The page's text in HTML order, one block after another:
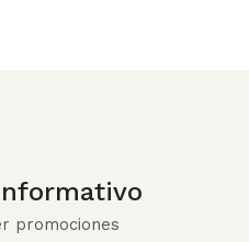
promociones